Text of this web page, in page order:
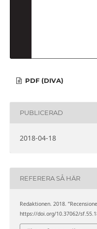
PDF (DIVA)
PUBLICERAD
2018-04-18
REFERERA SÅ HÄR
Redaktionen. 2018.
https://doi.org/10.37062/